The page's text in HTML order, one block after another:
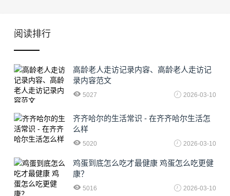
阅读排行
高龄老人走访记录内容、高龄老人走访记
录内容范文
5027 2026-03-10
齐齐哈尔的生活常识 - 在齐齐哈尔生活怎
么样
5020 2026-03-10
鸡蛋到底怎么吃才最健康 鸡蛋怎么吃更健
康？
5016 2026-03-10